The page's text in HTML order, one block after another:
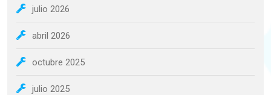
julio 2026
abril 2026
octubre 2025
julio 2025